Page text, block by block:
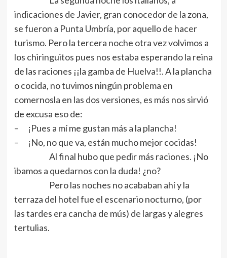
indicaciones de Javier, gran conocedor de la zona,
se fueron a Punta Umbría, por aquello de hacer
turismo. Pero la tercera noche otra vez volvimos a
los chiringuitos pues nos estaba esperando la reina
de las raciones ¡¡la gamba de Huelva!!. A la plancha
o cocida, no tuvimos ningún problema en
comernosla en las dos versiones, es más nos sirvió
de excusa eso de:
– ¡Pues a mí me gustan más a la plancha!
– ¡No, no que va, están mucho mejor cocidas!
Al final hubo que pedir más raciones. ¡No
ibamos a quedarnos con la duda! ¿no?
Pero las noches no acababan ahí y la
terraza del hotel fue el escenario nocturno, (por
las tardes era cancha de mús) de largas y alegres
tertulias.